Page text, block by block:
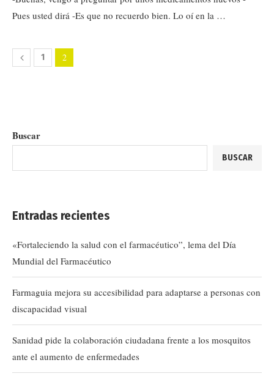
Pues usted dirá -Es que no recuerdo bien. Lo oí en la …
1 2
Buscar
BUSCAR
Entradas recientes
«Fortaleciendo la salud con el farmacéutico”, lema del Día
Mundial del Farmacéutico
Farmaguia mejora su accesibilidad para adaptarse a personas con
discapacidad visual
Sanidad pide la colaboración ciudadana frente a los mosquitos
ante el aumento de enfermedades